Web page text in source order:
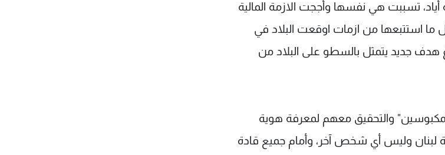
تسببت هي نفسها وأججت الازمة المالية
ما استتبعها من ازمات اوقعت البلاد في
هدف جديد يتمثل بالسطو على البلاد من
والتحقيق معهم لمعرفة هوية
وليس أي شخص آخر، وأمام جميع قادة